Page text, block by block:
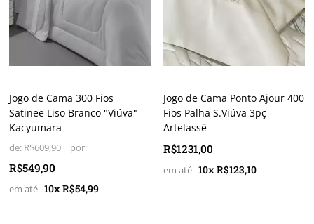
Jogo de Cama 300 Fios
Satinee Liso Branco "Viúva" -
Kacyumara
de: R$609,90
R$549,90
10x R$54,99
Jogo de Cama Ponto Ajour 400
Fios Palha S.Viúva 3pç -
Artelassê
R$1231,00
10x R$123,10